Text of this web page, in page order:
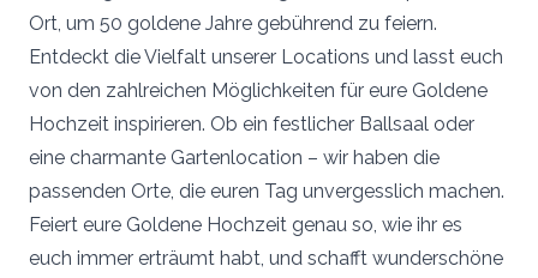
Ort, um 50 goldene Jahre gebührend zu feiern.
Entdeckt die Vielfalt unserer Locations und lasst euch
von den zahlreichen Möglichkeiten für eure Goldene
Hochzeit inspirieren. Ob ein festlicher Ballsaal oder
eine charmante Gartenlocation – wir haben die
passenden Orte, die euren Tag unvergesslich machen.
Feiert eure Goldene Hochzeit genau so, wie ihr es
euch immer erträumt habt, und schafft wunderschöne